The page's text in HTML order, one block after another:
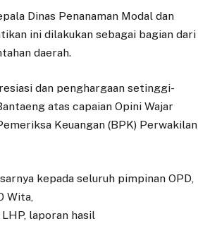
Dinas Penanaman Modal dan
ini dilakukan sebagai bagian dari
daerah.
dan penghargaan setinggi-
atas capaian Opini Wajar
Keuangan (BPK) Perwakilan
kepada seluruh pimpinan OPD,
Wita,
laporan hasil